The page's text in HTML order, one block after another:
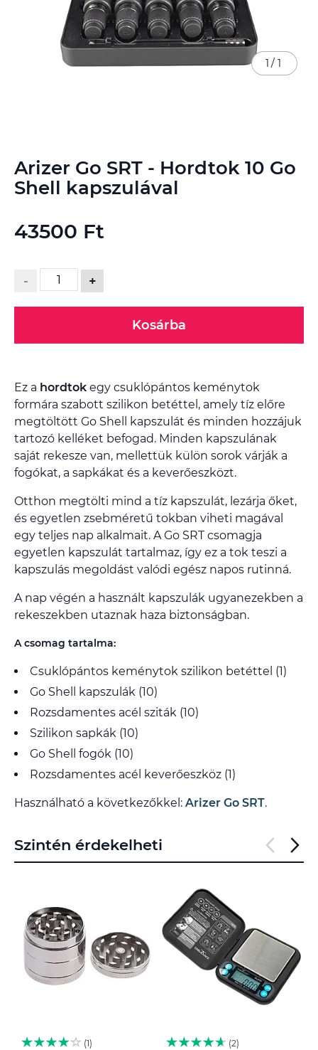
Arizer Go SRT - Hordtok 10 Go
Shell kapszulával
43500 Ft
- +
Kosárba
Ez a hordtok egy csuklópántos keménytok
formára szabott szilikon betéttel, amely tíz előre
megtöltött Go Shell kapszulát és minden hozzájuk
tartozó kelléket befogad. Minden kapszulának
saját rekesze van, mellettük külön sorok várják a
fogókat, a sapkákat és a keverőeszközt.
Otthon megtölti mind a tíz kapszulát, lezárja őket,
és egyetlen zsebméretű tokban viheti magával
egy teljes nap alkalmait. A Go SRT csomagja
egyetlen kapszulát tartalmaz, így ez a tok teszi a
kapszulás megoldást valódi egész napos rutinná.
A nap végén a használt kapszulák ugyanezekben a
rekeszekben utaznak haza biztonságban.
A csomag tartalma:
Csuklópántos keménytok szilikon betéttel (1)
Go Shell kapszulák (10)
Rozsdamentes acél sziták (10)
Szilikon sapkák (10)
Go Shell fogók (10)
Rozsdamentes acél keverőeszköz (1)
Használható a következőkkel: Arizer Go SRT.
1 / 1
a
képgaléria
elejére
Szintén érdekelheti
1 2